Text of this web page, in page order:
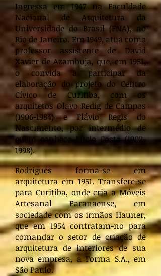
Ingressa em 1947 na Faculdade
Nacional de Arquitetura da
Universidade do Brasil (FNA), no
Rio de Janeiro. Em 1949, atua como
professor assistente de David
Xavier de Azambuja, que, em 1951,
o convida a participar da
elaboração do projeto do Centro
Cívico de Curitiba, com os
arquitetos Olavo Redig de Campos
(1906-1984)e Flávio Regis do
Nascimento, por intermédio de
quem conhece Lucio Costa(1902-
1998).
Rodrigues forma-se em
arquitetura em 1951. Transfere-se
para Curitiba, onde cria a Móveis
Artesanal Paranaense, em
sociedade com os irmãos Hauner,
que em 1954 contratam-no para
comandar o setor de criação de
arquitetura de interiores de sua
nova empresa, a Forma S.A., em
São Paulo.